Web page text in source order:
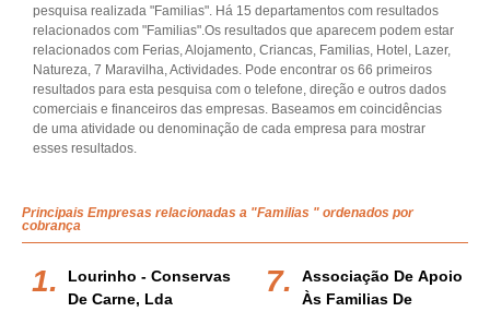
pesquisa realizada "Familias". Há 15 departamentos com resultados
relacionados com "Familias".Os resultados que aparecem podem estar
relacionados com Ferias, Alojamento, Criancas, Familias, Hotel, Lazer,
Natureza, 7 Maravilha, Actividades. Pode encontrar os 66 primeiros
resultados para esta pesquisa com o telefone, direção e outros dados
comerciais e financeiros das empresas. Baseamos em coincidências
de uma atividade ou denominação de cada empresa para mostrar
esses resultados.
Principais Empresas relacionadas a "Familias " ordenados por
cobrança
Lourinho - Conservas
De Carne, Lda
Associação De Apoio
Às Familias De